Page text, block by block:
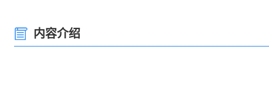
内容介绍